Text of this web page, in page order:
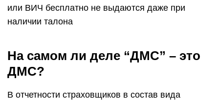
или ВИЧ бесплатно не выдаются даже при
наличии талона
На самом ли деле “ДМС” – это
ДМС?
В отчетности страховщиков в состав вида